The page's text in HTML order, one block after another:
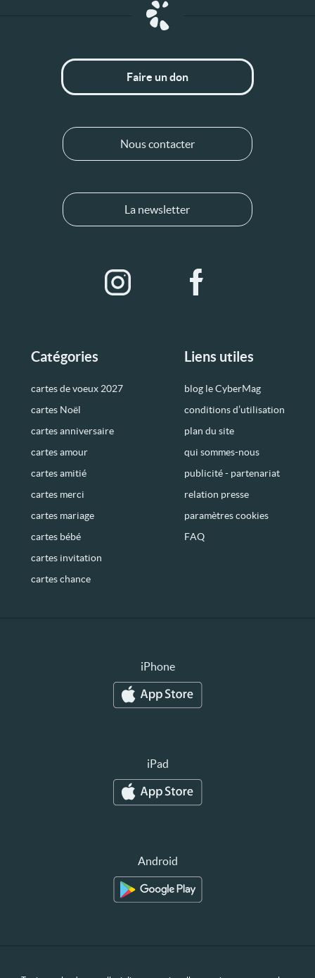
Catégories
cartes de voeux 2027
cartes Noël
cartes anniversaire
cartes amour
cartes amitié
cartes merci
cartes mariage
cartes bébé
cartes invitation
cartes chance
Liens utiles
blog le CyberMag
conditions d’utilisation
plan du site
qui sommes-nous
publicité - partenariat
relation presse
paramètres cookies
FAQ
Faire un don
Nous contacter
La newsletter
iPhone
iPad
Android